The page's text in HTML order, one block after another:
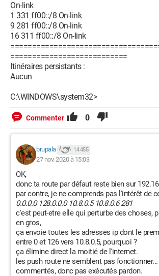
On-link
1 331 ff00::/8 On-link
9 281 ff00::/8 On-link
16 311 ff00::/8 On-link
===========================
Itinéraires persistants :
Aucun
C:\WINDOWS\system32>
Commenter 0
brupala 14 455
27 nov. 2020 à 15:03
OK,
donc ta route par défaut reste bien sur
par contre, je ne comprends pas l'intérêt de
0.0.0.0 128.0.0.0 10.8.0.5 10.8.0.6 281
c'est peut-etre elle qui perturbe des choses,
en gros,
ça envoie toutes les adresses ip dont le
entre 0 et 126 vers 10.8.0.5, pourquoi ?
ça élimine direct la moitié de l'internet.
les push route ne semblent pas
commentés, donc pas exécutés pardon.